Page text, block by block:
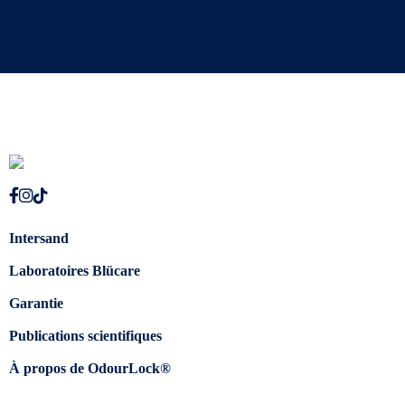
Intersand
Laboratoires Blücare
Garantie
Publications scientifiques
À propos de OdourLock®